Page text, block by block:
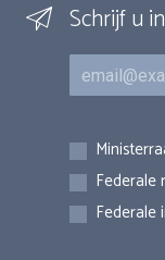
Schrijf u
E-mail
Inschrijvingen
Federale
Federale